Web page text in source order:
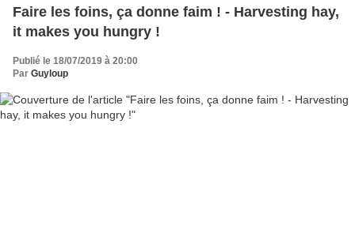
Faire les foins, ça donne faim ! - Harvesting hay,
it makes you hungry !
Publié le 18/07/2019 à 20:00
Par Guyloup